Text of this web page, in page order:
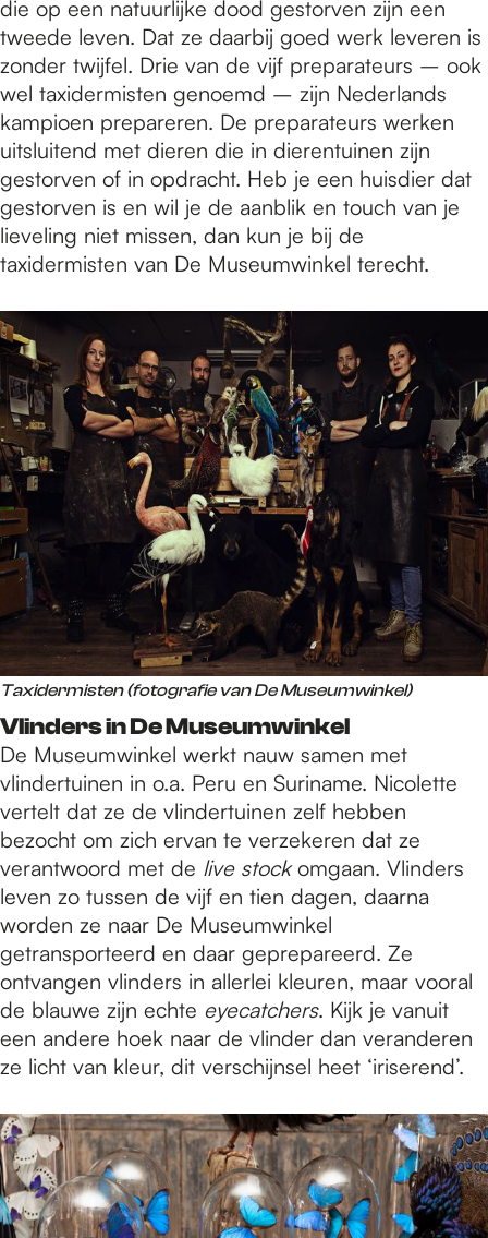
die op een natuurlijke dood gestorven zijn een
tweede leven. Dat ze daarbij goed werk leveren is
zonder twijfel. Drie van de vijf preparateurs – ook
wel taxidermisten genoemd – zijn Nederlands
kampioen prepareren. De preparateurs werken
uitsluitend met dieren die in dierentuinen zijn
gestorven of in opdracht. Heb je een huisdier dat
gestorven is en wil je de aanblik en touch van je
lieveling niet missen, dan kun je bij de
taxidermisten van De Museumwinkel terecht.
Taxidermisten (fotografie van De Museumwinkel)
Vlinders in De Museumwinkel
De Museumwinkel werkt nauw samen met
vlindertuinen in o.a. Peru en Suriname. Nicolette
vertelt dat ze de vlindertuinen zelf hebben
bezocht om zich ervan te verzekeren dat ze
verantwoord met de live stockomgaan. Vlinders
leven zo tussen de vijf en tien dagen, daarna
worden ze naar De Museumwinkel
getransporteerd en daar geprepareerd. Ze
ontvangen vlinders in allerlei kleuren, maar vooral
de blauwe zijn echte eyecatchers. Kijk je vanuit
een andere hoek naar de vlinder dan veranderen
ze licht van kleur, dit verschijnsel heet ‘iriserend’.